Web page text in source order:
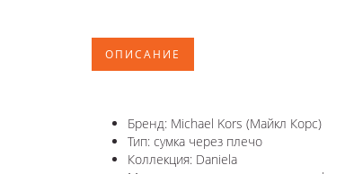
ОПИСАНИЕ
Бренд: Michael Kors (Майкл Корс)
Тип: сумка через плечо
Коллекция: Daniela